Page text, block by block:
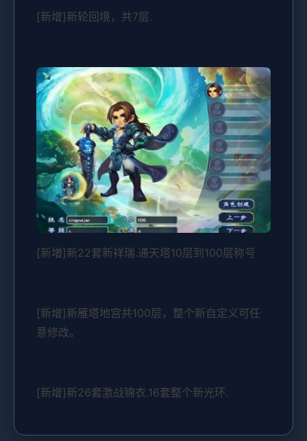
[新增]新轮回境，共7层.
[新増]新22套新祥瑞.通天塔10层到100层称号
[新增]新雁塔地宫共100层，整个新自定义可任
意修改。
[新增]新26套激战锦衣.16套整个新光环.